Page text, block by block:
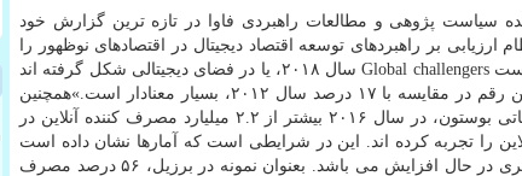
سیاست پژوهی و مطالعات راهبردی فاوا در تازه ترین گزارش خود
بر راهبردهای توسعه اقتصاد دیجیتال در اقتصادهای نوظهور را
ها در لیست Global challengers سال ۲۰۱۸، یا در فضای دیجیتالی شكل گرفته اند
یا به صورت قابل توجهی از فناوری دیجیتالی بهره برداری می كنند كه این رقم در مقایسه با ۱۷ درصد سال ۲۰۱۲، بسیار معنادار است.»همچنین
برپایه گزارش های Forrester و eMarketer و تحلیل های اولیه مركز تحقیقاتی بوستون، در سال ۲۰۱۶ بیشتر از ۲.۲ میلیارد مصرف كننده آنلاین در
آنها حداقل یك خرید آنلاین را تجربه كرده اند. این در شرایطی است كه آمارها نشان داده است
درصد خریداران آنلاین در اقتصادهای نوظهور نسبت به گذشته با نرخ بیشتری در حال افزایش می باشد. بعنوان نمونه در برزیل، ۵۶ درصد مصرف